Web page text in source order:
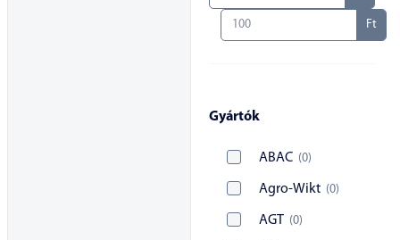
Ft
Gyártók
ABAC (0)
Agro-Wikt (0)
AGT (0)